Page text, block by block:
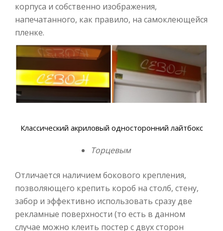
корпуса и собственно изображения,
напечатанного, как правило, на самоклеющейся
пленке.
Классический акриловый односторонний лайтбокс
Торцевым
Отличается наличием бокового крепления,
позволяющего крепить короб на столб, стену,
забор и эффективно использовать сразу две
рекламные поверхности (то есть в данном
случае можно клеить постер с двух сторон